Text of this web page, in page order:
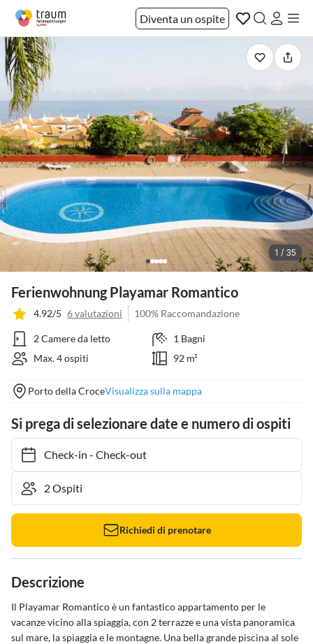
Diventa un ospite
1 / 35
Ferienwohnung Playamar Romantico
4.92/5 6 valutazioni 100% Raccomandazione
2 Camere da letto
1 Bagni
Max. 4 ospiti
92 m²
Porto della CroceVisualizza sulla mappa
Si prega di selezionare date e numero di ospiti
Check-in- Check-out
Richiedi di prenotare
Descrizione
Il Playamar Romantico è un fantastico appartamento per le
vacanze vicino alla spiaggia, con 2 terrazze e una vista panoramica
sul mare, la spiaggia e le montagne. Una bella grande piscina al sole